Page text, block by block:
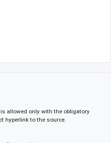
allowed only with the obligatory
hyperlink to the source.